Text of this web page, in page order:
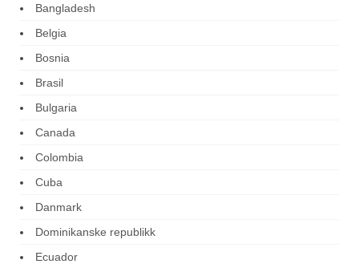
Bangladesh
Belgia
Bosnia
Brasil
Bulgaria
Canada
Colombia
Cuba
Danmark
Dominikanske republikk
Ecuador